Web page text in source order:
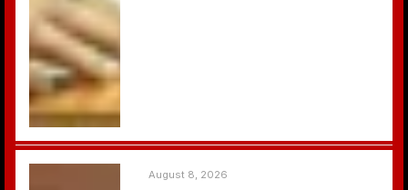
August 8, 2026